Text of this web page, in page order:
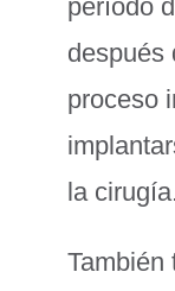
período
después
proceso
la cirugía.
También